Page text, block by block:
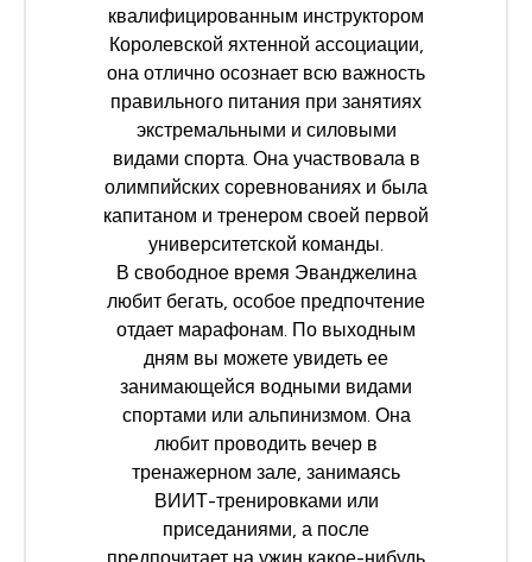
квалифицированным инструктором
Королевской яхтенной ассоциации
она отлично осознает всю важность
правильного питания при занятиях
экстремальными и силовыми
видами спорта. Она участвовала в
олимпийских соревнованиях и была
капитаном и тренером своей первой
университетской команды.
В свободное время Эванджелина
любит бегать, особое предпочтение
отдает марафонам. По выходным
дням вы можете увидеть ее
занимающейся водными видами
спортами или альпинизмом. Она
любит проводить вечер в
тренажерном зале, занимаясь
ВИИТ-тренировками или
приседаниями, а после
предпочитает на ужин какое-нибудь